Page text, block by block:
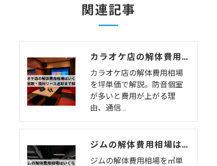
関連記事
カラオケ店の解体費用相場はいくら？個室数・機材リース返却まで解説
カラオケ店の解体費用相場
を坪単価で解説。防音個室
が多いと費用が上がる理
由、通信…
ジムの解体費用相場はいくら？㎡単価・坪単価・マシン処分費・費用を抑えるコツを解説
ジムの解体費用相場を㎡単